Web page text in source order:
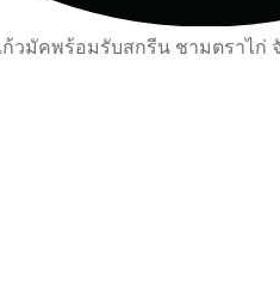
วมัคพร้อมรับสกรีน ชามตราไก่